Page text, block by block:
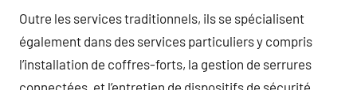
Outre les services traditionnels, ils se spécialisent
également dans des services particuliers y compris
l’installation de coffres-forts, la gestion de serrures
connectées, et l’entretien de dispositifs de sécurité.